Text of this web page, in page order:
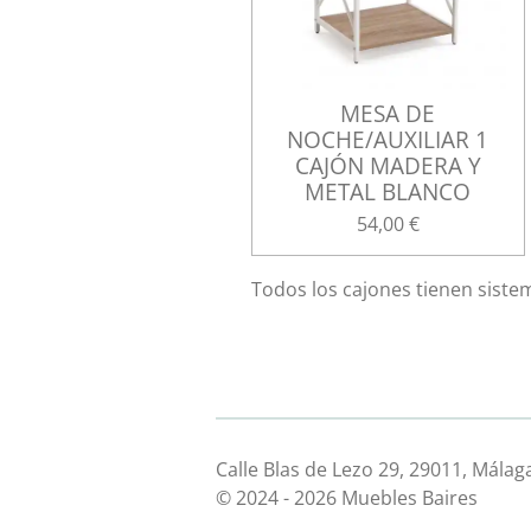
MESA DE
NOCHE/AUXILIAR 1
CAJÓN MADERA Y
METAL BLANCO
54,00 €
Todos los cajones tienen
Calle Blas de Lezo 29, 29011,
© 2024 - 2026 Muebles Baires